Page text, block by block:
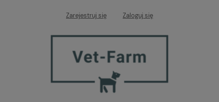
Zarejestruj się Zaloguj się